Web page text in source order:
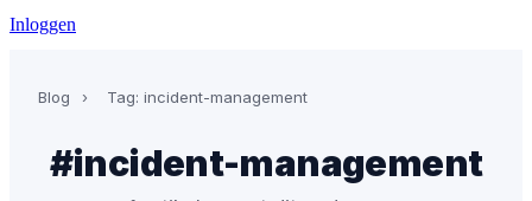
Inloggen
Blog › Tag: incident-management
#incident-management